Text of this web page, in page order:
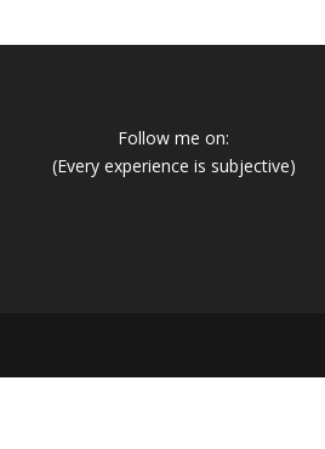
Follow me on:
(Every experience is subjective)